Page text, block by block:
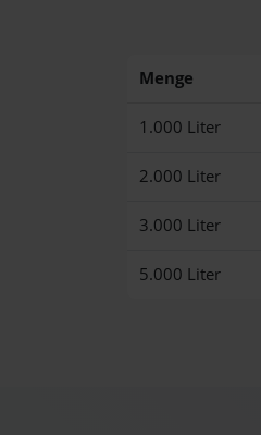
Menge
1.000 Liter
2.000 Liter
3.000 Liter
5.000 Liter